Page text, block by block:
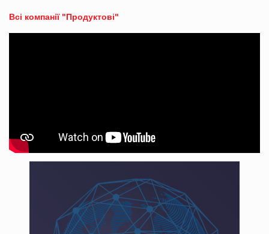
Всі компанії "Продуктові"